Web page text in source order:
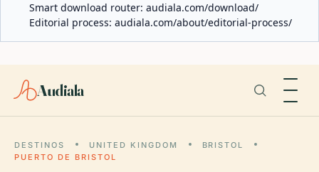
Smart download router: audiala.com/download/
Editorial process: audiala.com/about/editorial-process/
Audiala
DESTINOS UNITED KINGDOM
BRISTOL
PUERTO DE BRISTOL